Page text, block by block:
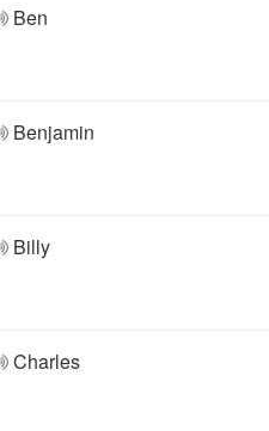
Ben
Benjamin
Billy
Charles